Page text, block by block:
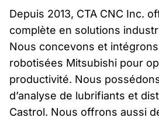
Depuis 2013, CTA CNC Inc.
complète en solutions
Nous concevons et
robotisées Mitsubishi pour
productivité. Nous
d’analyse de lubrifiants et
Castrol. Nous offrons aussi